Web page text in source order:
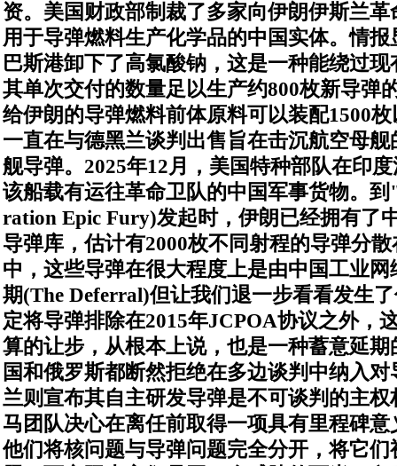
资。美国财政部制裁了多家向伊朗伊斯兰革
用于导弹燃料生产化学品的中国实体。情
巴斯港卸下了高氯酸钠，这是一种能绕过
其单次交付的数量足以生产约800枚新导弹
给伊朗的导弹燃料前体原料可以装配1500枚
一直在与德黑兰谈判出售旨在击沉航空母舰
舰导弹。 2025年12月，美国特种部队在印
该船载有运往革命卫队的中国军事货物。到
ration Epic Fury)发起时，伊朗已经拥有了
导弹库，估计有2000枚不同射程的导弹分
中，这些导弹在很大程度上是由中国工业
期(The Deferral)但让我们退一步看看发生
定将导弹排除在2015年JCPOA协议之外，
算的让步，从根本上说，也是一种蓄意延
国和俄罗斯都断然拒绝在多边谈判中纳入
兰则宣布其自主研发导弹是不可谈判的主
马团队决心在离任前取得一项具有里程碑
他们将核问题与导弹问题完全分开，将它